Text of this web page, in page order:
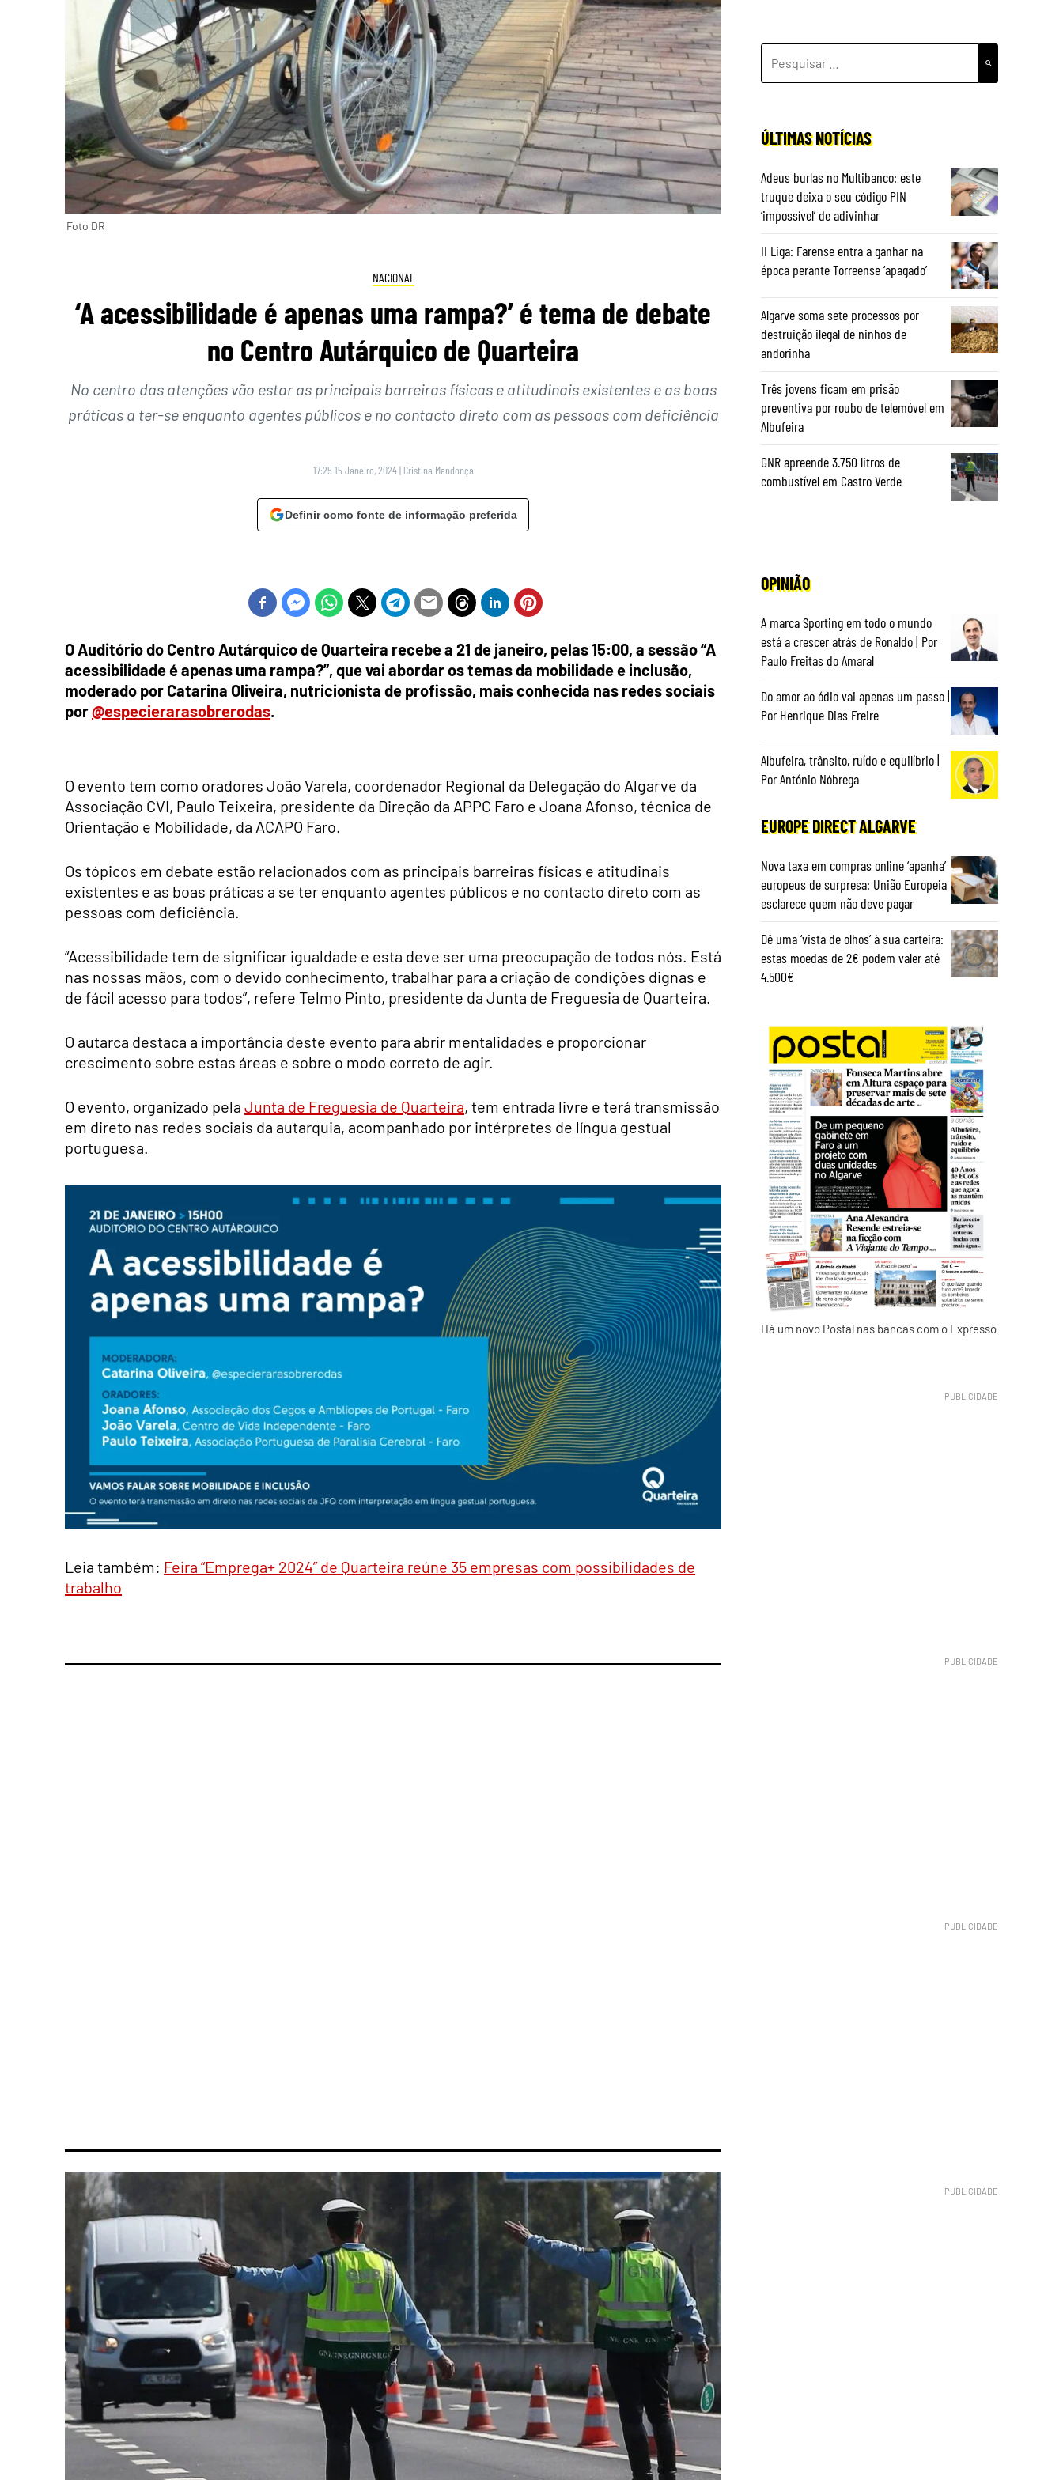
Foto DR
NACIONAL
‘A acessibilidade é apenas uma rampa?’ é tema de debate
no Centro Autárquico de Quarteira
No centro das atenções vão estar as principais barreiras físicas e atitudinais existentes e as boas
práticas a ter-se enquanto agentes públicos e no contacto direto com as pessoas com deficiência
17:25 15 Janeiro, 2024 | Cristina Mendonça
Definir como fonte de informação preferida
O Auditório do Centro Autárquico de Quarteira recebe a 21 de janeiro, pelas 15:00, a sessão “A
acessibilidade é apenas uma rampa?”, que vai abordar os temas da mobilidade e inclusão,
moderado por Catarina Oliveira, nutricionista de profissão, mais conhecida nas redes sociais
por@especierarasobrerodas.
O evento tem como oradores João Varela, coordenador Regional da Delegação do Algarve da
Associação CVI, Paulo Teixeira, presidente da Direção da APPC Faro e Joana Afonso, técnica de
Orientação e Mobilidade, da ACAPO Faro.
Os tópicos em debate estão relacionados com as principais barreiras físicas e atitudinais
existentes e as boas práticas a se ter enquanto agentes públicos e no contacto direto com as
pessoas com deficiência.
“Acessibilidade tem de significar igualdade e esta deve ser uma preocupação de todos nós. Está
nas nossas mãos, com o devido conhecimento, trabalhar para a criação de condições dignas e
de fácil acesso para todos”, refere Telmo Pinto, presidente da Junta de Freguesia de Quarteira.
O autarca destaca a importância deste evento para abrir mentalidades e proporcionar
crescimento sobre estas áreas e sobre o modo correto de agir.
O evento, organizado pela Junta de Freguesia de Quarteira, tem entrada livre e terá transmissão
em direto nas redes sociais da autarquia, acompanhado por intérpretes de língua gestual
portuguesa.
Leia também: Feira “Emprega+ 2024” de Quarteira reúne 35 empresas com possibilidades de
trabalho
POR:
ÚLTIMAS NOTÍCIAS
Adeus burlas no Multibanco: este
truque deixa o seu código PIN
‘impossível’ de adivinhar
II Liga: Farense entra a ganhar na
época perante Torreense ‘apagado’
Algarve soma sete processos por
destruição ilegal de ninhos de
andorinha
Três jovens ficam em prisão
preventiva por roubo de telemóvel em
Albufeira
GNR apreende 3.750 litros de
combustível em Castro Verde
OPINIÃO
A marca Sporting em todo o mundo
está a crescer atrás de Ronaldo | Por
Paulo Freitas do Amaral
Do amor ao ódio vai apenas um passo |
Por Henrique Dias Freire
Albufeira, trânsito, ruído e equilíbrio |
Por António Nóbrega
EUROPE DIRECT ALGARVE
Nova taxa em compras online ‘apanha’
europeus de surpresa: União Europeia
esclarece quem não deve pagar
Dê uma ‘vista de olhos’ à sua carteira:
estas moedas de 2€ podem valer até
4.500€
Há um novo Postal nas bancas com o Expresso